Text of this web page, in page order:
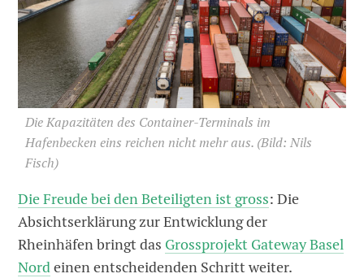
Die Kapazitäten des Container-Terminals im
Hafenbecken eins reichen nicht mehr aus. (Bild: Nils
Fisch)
Die Freude bei den Beteiligten ist gross: Die
Absichtserklärung zur Entwicklung der
Rheinhäfen bringt das Grossprojekt Gateway Basel
Nordeinen entscheidenden Schritt weiter.